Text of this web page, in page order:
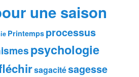
une saison
Printemps processus
psychologie
sagacitésagesse